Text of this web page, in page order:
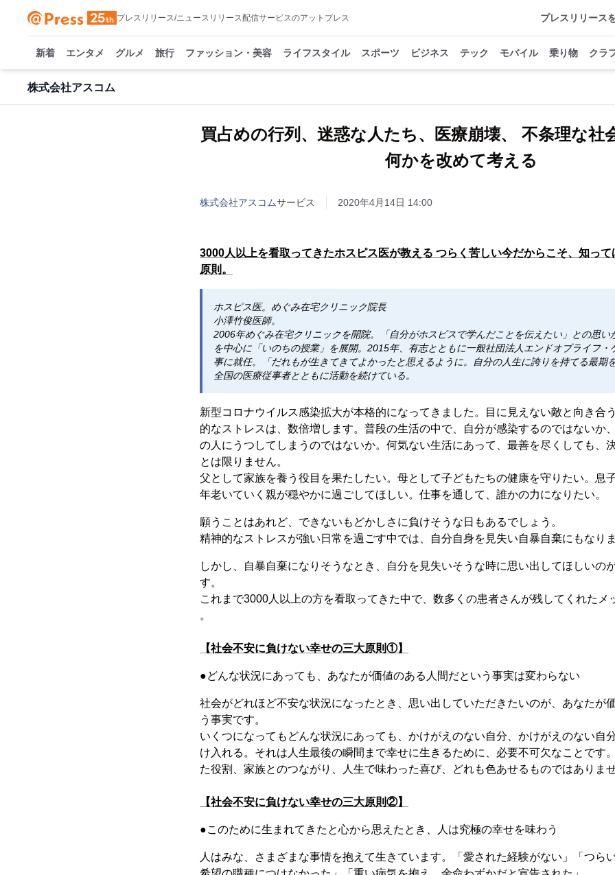
プレスリリース/ニュースリリース配信サービスのアットプレス プレスリリース
新着 エンタメ グルメ 旅行 ファッション・美容 ライフスタイル スポーツ ビジネス テック モバイル 乗り物 クラ
株式会社アスコム
買占めの行列、迷惑な人たち、医療崩壊、 不条理な社
何かを改めて考える
株式会社アスコムサービス 2020年4月14日 14:00
3000人以上を看取ってきたホスピス医が教える つらく苦しい今だからこそ、知っ
原則。
ホスピス医。めぐみ在宅クリニック院長
小澤竹俊医師。
2006年めぐみ在宅クリニックを開院。「自分がホスピスで学んだことを伝えたい」との思い
を中心に「いのちの授業」を展開。2015年、有志とともに一般社団法人エンドオブライフ・
事に就任。「だれもが生きてきてよかったと思えるように。自分の人生に誇りを持てる最期
全国の医療従事者とともに活動を続けている。
新型コロナウイルス感染拡大が本格的になってきました。目に見えない敵と向き合
的なストレスは、数倍増します。普段の生活の中で、自分が感染するのではないか
の人にうつしてしまうのではないか。何気ない生活にあって、最善を尽くしても、
とは限りません。
父として家族を養う役目を果たしたい。母として子どもたちの健康を守りたい。息
年老いていく親が穏やかに過ごしてほしい。仕事を通して、誰かの力になりたい。
願うことはあれど、できないもどかしさに負けそうな日もあるでしょう。
精神的なストレスが強い日常を過ごす中では、自分自身を見失い自暴自棄にもなりま
しかし、自暴自棄になりそうなとき、自分を見失いそうな時に思い出してほしいの
す。
これまで3000人以上の方を看取ってきた中で、数多くの患者さんが残してくれたメ
。
【社会不安に負けない幸せの三大原則①】
●どんな状況にあっても、あなたが価値のある人間だという事実は変わらない
社会がどれほど不安な状況になったとき、思い出していただきたいのが、あなたが
う事実です。
いくつになってもどんな状況にあっても、かけがえのない自分、かけがえのない自
け入れる。それは人生最後の瞬間まで幸せに生きるために、必要不可欠なことです
た役割、家族とのつながり、人生で味わった喜び、どれも色あせるものではありませ
【社会不安に負けない幸せの三大原則②】
●このために生まれてきたと心から思えたとき、人は究極の幸せを味わう
人はみな、さまざまな事情を抱えて生きています。「愛された経験がない」「つら